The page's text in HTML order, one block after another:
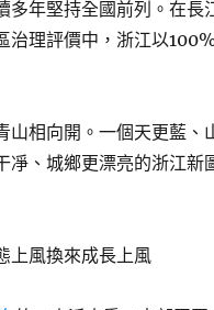
多年堅持全國前列。在長
治理評價中，浙江以
山相向開。一個天更藍、
凈、城鄉更漂亮的浙江新
上風換來成長上風